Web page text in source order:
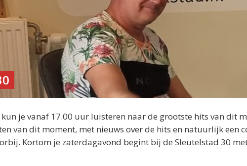
je vanaf 17.00 uur luisteren naar de grootste hits van dit
van dit moment, met nieuws over de hits en natuurlijk een
Kortom je zaterdagavond begint bij de Sleutelstad 30